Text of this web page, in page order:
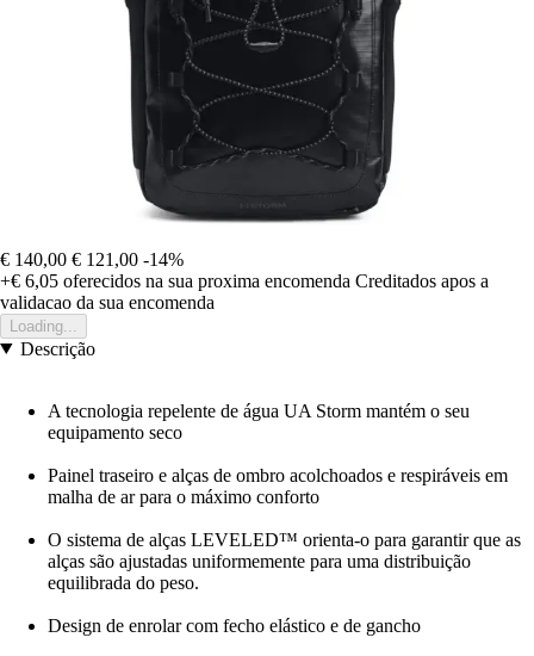
€ 140,00 € 121,00 -14%
+€ 6,05 oferecidos na sua proxima encomenda Creditados apos a
validacao da sua encomenda
Loading...
Descrição
A tecnologia repelente de água UA Storm mantém o seu
equipamento seco
Painel traseiro e alças de ombro acolchoados e respiráveis em
malha de ar para o máximo conforto
O sistema de alças LEVELED™ orienta-o para garantir que as
alças são ajustadas uniformemente para uma distribuição
equilibrada do peso.
Design de enrolar com fecho elástico e de gancho